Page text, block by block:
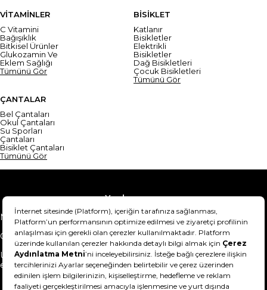
VİTAMİNLER
C Vitamini
Bağışıklık
Bitkisel Ürünler
Glukozamin Ve
Eklem Sağlığı
Tümünü Gör
BİSİKLET
Katlanır
Bisikletler
Elektrikli
Bisikletler
Dağ Bisikletleri
Çocuk Bisikletleri
Tümünü Gör
ÇANTALAR
Bel Çantaları
Okul Çantaları
Su Sporları
Çantaları
Bisiklet Çantaları
Tümünü Gör
Yardım
Mesafeli Satış Sözleşmesi
Teslimat Bilgisi
Gizlilik Sözleşmesi
Şartlar & Koşullar
Ürünümü nasıl iade
edebilirim?
Hakkımızda